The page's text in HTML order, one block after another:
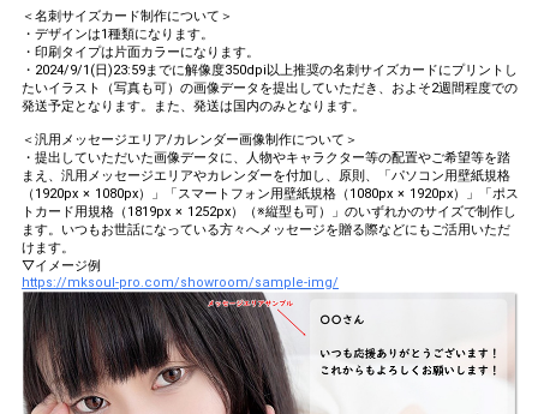
＜名刺サイズカード制作について＞
・デザインは1種類になります。
・印刷タイプは片面カラーになります。
・2024/9/1(日)23:59までに解像度350dpi以上推奨の名刺サイズカードにプリントし
たいイラスト（写真も可）の画像データを提出していただき、およそ2週間程度での
発送予定となります。また、発送は国内のみとなります。
＜汎用メッセージエリア/カレンダー画像制作について＞
・提出していただいた画像データに、人物やキャラクター等の配置やご希望等を踏
まえ、汎用メッセージエリアやカレンダーを付加し、原則、「パソコン用壁紙規格
（1920px × 1080px）」「スマートフォン用壁紙規格（1080px × 1920px）」「ポス
トカード用規格（1819px × 1252px）（※縦型も可）」のいずれかのサイズで制作し
ます。いつもお世話になっている方々へメッセージを贈る際などにもご活用いただ
けます。
▽イメージ例
https://mksoul-pro.com/showroom/sample-img/